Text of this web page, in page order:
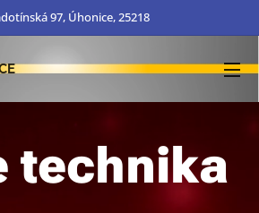
97, Úhonice, 25218
technika